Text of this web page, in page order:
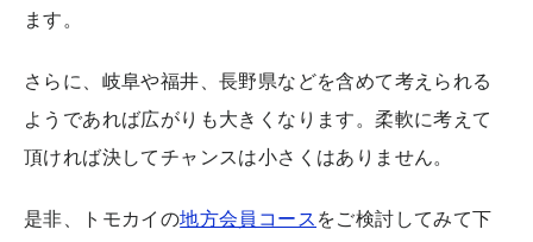
ます。
さらに、岐阜や福井、長野県などを含めて考えられる
ようであれば広がりも大きくなります。柔軟に考えて
頂ければ決してチャンスは小さくはありません。
是非、トモカイの地方会員コース をご検討してみて下